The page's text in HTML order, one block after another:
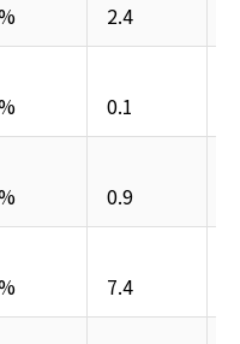
2.4
0.1
0.9
7.4